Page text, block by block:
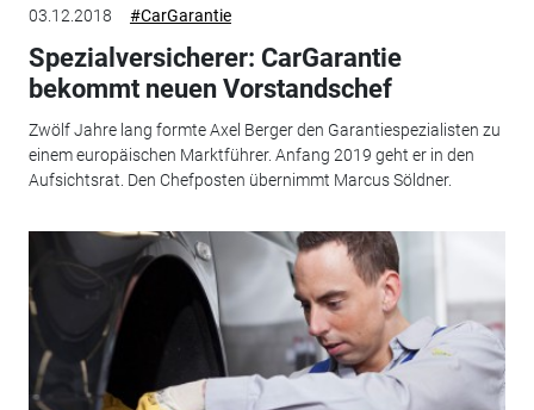
03.12.2018 #CarGarantie
Spezialversicherer: CarGarantie
bekommt neuen Vorstandschef
Zwölf Jahre lang formte Axel Berger den Garantiespezialisten zu
einem europäischen Marktführer. Anfang 2019 geht er in den
Aufsichtsrat. Den Chefposten übernimmt Marcus Söldner.